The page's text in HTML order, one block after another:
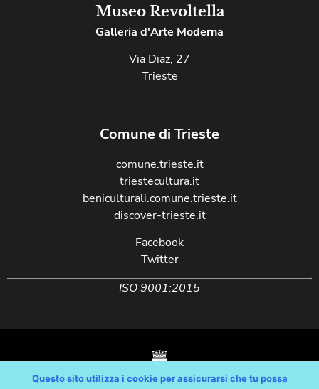
Museo Revoltella
Galleria d'Arte Moderna
Via Diaz, 27
Trieste
Comune di Trieste
comune.trieste.it
triestecultura.it
beniculturali.comune.trieste.it
discover-trieste.it
Facebook
Twitter
ISO 9001:2015
Questo sito utilizza i cookie per assicurarsi che tu possa